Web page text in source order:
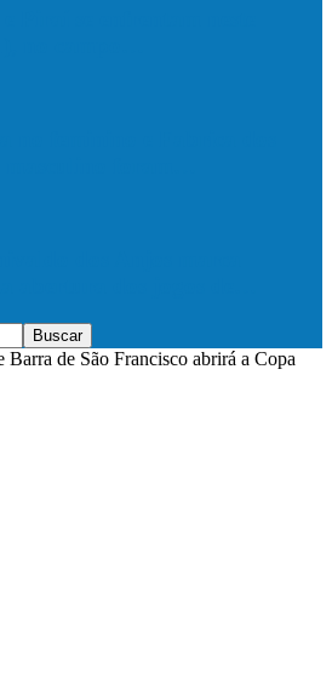
Barra de São Francisco abrirá a Copa